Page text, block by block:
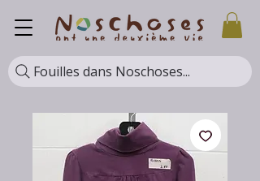
Fouilles dans Noschoses...